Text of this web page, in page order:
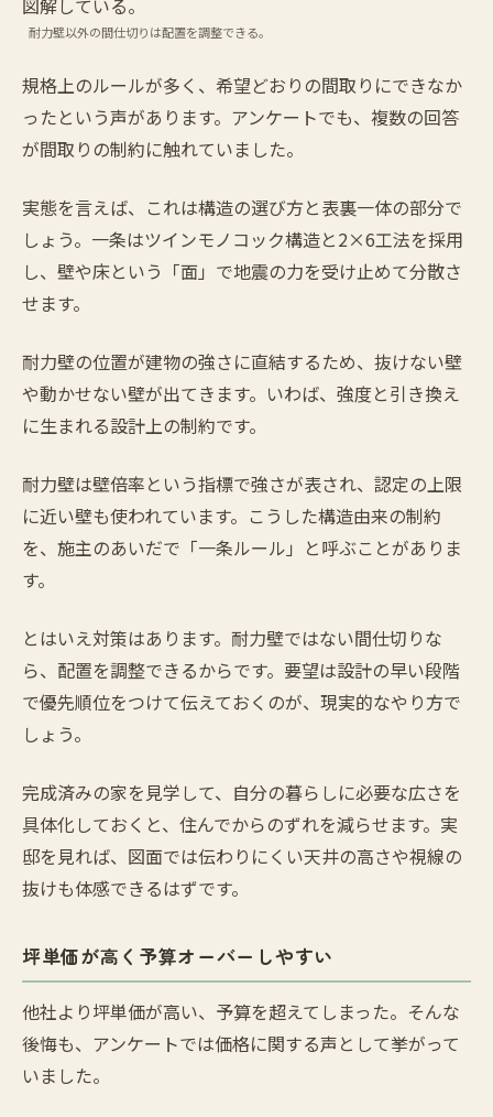
耐力壁以外の間仕切りは配置を調整できる。
規格上のルールが多く、希望どおりの間取りにできなか
ったという声があります。アンケートでも、複数の回答
が間取りの制約に触れていました。
実態を言えば、これは構造の選び方と表裏一体の部分で
しょう。一条はツインモノコック構造と2×6工法を採用
し、壁や床という「面」で地震の力を受け止めて分散さ
せます。
耐力壁の位置が建物の強さに直結するため、抜けない壁
や動かせない壁が出てきます。いわば、強度と引き換え
に生まれる設計上の制約です。
耐力壁は壁倍率という指標で強さが表され、認定の上限
に近い壁も使われています。こうした構造由来の制約
を、施主のあいだで「一条ルール」と呼ぶことがありま
す。
とはいえ対策はあります。耐力壁ではない間仕切りな
ら、配置を調整できるからです。要望は設計の早い段階
で優先順位をつけて伝えておくのが、現実的なやり方で
しょう。
完成済みの家を見学して、自分の暮らしに必要な広さを
具体化しておくと、住んでからのずれを減らせます。実
邸を見れば、図面では伝わりにくい天井の高さや視線の
抜けも体感できるはずです。
坪単価が高く予算オーバーしやすい
他社より坪単価が高い、予算を超えてしまった。そんな
後悔も、アンケートでは価格に関する声として挙がって
いました。